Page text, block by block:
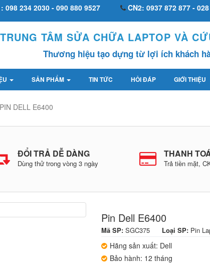
098 234 2030 - 090 880 9527 CN2: 0937 872 877 -
TRUNG TÂM SỬA CHỮA LAPTOP VÀ
Thương hiệu tạo dựng từ lợi ích khách
SẢN PHẨM TIN TỨC HỎI ĐÁP GIỚI THIỆU
PIN DELL E6400
ĐỔI TRẢ DỄ DÀNG
Dùng thử trong vòng 3 ngày
THANH
Trả tiền mặt,
Pin Dell E6400
Mã SP:SGC375 Loại SP: Pin
Hãng sản xuất: Dell
Bảo hành: 12 tháng